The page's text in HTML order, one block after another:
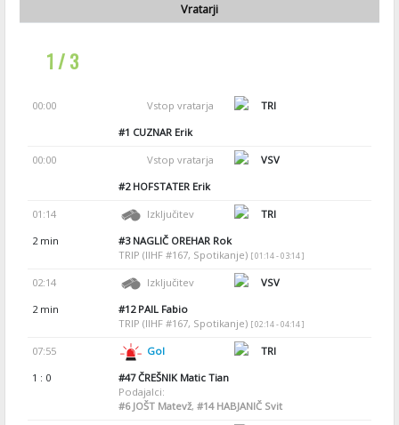
Vratarji
1 / 3
00:00 Vstop vratarja
TRI
#1 CUZNAR Erik
00:00 Vstop vratarja
VSV
#2HOFSTATER Erik
01:14 Izključitev
TRI
2 min
#3NAGLIČ OREHAR Rok
TRIP (IIHF #167, Spotikanje) [ 01:14 - 03:14 ]
02:14 Izključitev
VSV
2 min
#12PAIL Fabio
TRIP (IIHF #167, Spotikanje) [ 02:14 - 04:14 ]
07:55 Gol
TRI
1 : 0
#47ČREŠNIK Matic Tian
Podajalci:
#6JOŠT Matevž, #14HABJANIČ Svit